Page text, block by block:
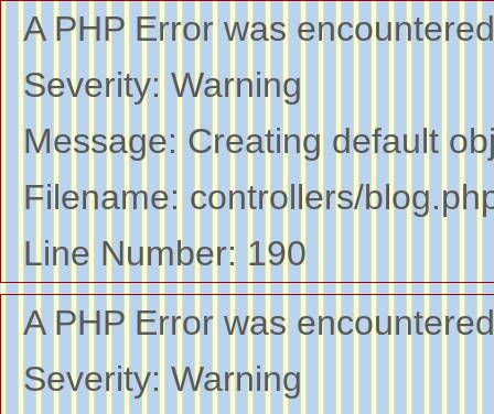
A PHP Error was encountered
Severity: Warning
Message: Creating default
Filename: controllers/
Line Number: 190
A PHP Error was encountered
Severity: Warning